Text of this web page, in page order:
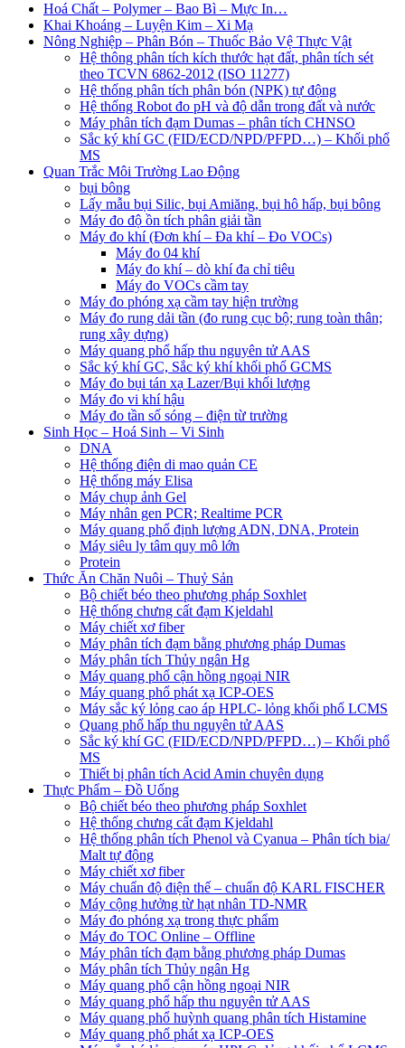
Hoá Chất – Polymer – Bao Bì – Mực In…
Khai Khoáng – Luyện Kim – Xi Mạ
Nông Nghiệp – Phân Bón – Thuốc Bảo Vệ Thực Vật
Hệ thông phân tích kích thước hạt đất, phân tích sét
theo TCVN 6862-2012 (ISO 11277)
Hệ thống phân tích phân bón (NPK) tự động
Hệ thống Robot đo pH và độ dẫn trong đất và nước
Máy phân tích đạm Dumas – phân tích CHNSO
Sắc ký khí GC (FID/ECD/NPD/PFPD…) – Khối phổ
MS
Quan Trắc Môi Trường Lao Động
bụi bông
Lấy mẫu bụi Silic, bụi Amiăng, bụi hô hấp, bụi bông
Máy đo độ ồn tích phân giải tần
Máy đo khí (Đơn khí – Đa khí – Đo VOCs)
Máy đo 04 khí
Máy đo khí – dò khí đa chỉ tiêu
Máy đo VOCs cầm tay
Máy đo phóng xạ cầm tay hiện trường
Máy đo rung dải tần (đo rung cục bộ; rung toàn thân;
rung xây dựng)
Máy quang phổ hấp thu nguyên tử AAS
Sắc ký khí GC, Sắc ký khí khối phổ GCMS
Máy đo bụi tán xạ Lazer/Bụi khối lượng
Máy đo vi khí hậu
Máy đo tần số sóng – điện từ trường
Sinh Học – Hoá Sinh – Vi Sinh
DNA
Hệ thống điện di mao quản CE
Hệ thống máy Elisa
Máy chụp ảnh Gel
Máy nhân gen PCR; Realtime PCR
Máy quang phổ định lượng ADN, DNA, Protein
Máy siêu ly tâm quy mô lớn
Protein
Thức Ăn Chăn Nuôi – Thuỷ Sản
Bộ chiết béo theo phương pháp Soxhlet
Hệ thống chưng cất đạm Kjeldahl
Máy chiết xơ fiber
Máy phân tích đạm bằng phương pháp Dumas
Máy phân tích Thủy ngân Hg
Máy quang phổ cận hồng ngoại NIR
Máy quang phổ phát xạ ICP-OES
Máy sắc ký lỏng cao áp HPLC- lỏng khối phổ LCMS
Quang phổ hấp thu nguyên tử AAS
Sắc ký khí GC (FID/ECD/NPD/PFPD…) – Khối phổ
MS
Thiết bị phân tích Acid Amin chuyên dụng
Thực Phẩm – Đồ Uống
Bộ chiết béo theo phương pháp Soxhlet
Hệ thống chưng cất đạm Kjeldahl
Hệ thống phân tích Phenol và Cyanua – Phân tích bia/
Malt tự động
Máy chiết xơ fiber
Máy chuẩn độ điện thế – chuẩn độ KARL FISCHER
Máy cộng hưởng từ hạt nhân TD-NMR
Máy đo phóng xạ trong thực phẩm
Máy đo TOC Online – Offline
Máy phân tích đạm bằng phương pháp Dumas
Máy phân tích Thủy ngân Hg
Máy quang phổ cận hồng ngoại NIR
Máy quang phổ hấp thu nguyên tử AAS
Máy quang phổ huỳnh quang phân tích Histamine
Máy quang phổ phát xạ ICP-OES